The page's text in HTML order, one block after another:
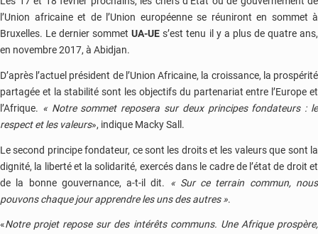
l’Union africaine et de l’Union européenne se réuniront en sommet à
Bruxelles. Le dernier sommetUA-UE s’est tenu il y a plus de quatre ans,
en novembre 2017, à Abidjan.
D’après l’actuel président de l’Union Africaine, la croissance, la prospérité
partagée et la stabilité sont les objectifs du partenariat entre l’Europe et
l’Afrique. « Notre sommet reposera sur deux principes fondateurs : le
respect et les valeurs», indique Macky Sall.
Le second principe fondateur, ce sont les droits et les valeurs que sont la
dignité, la liberté et la solidarité, exercés dans le cadre de l’état de droit et
de la bonne gouvernance, a-t-il dit. « Sur ce terrain commun, nous
pouvons chaque jour apprendre les uns des autres ».
«Notre projet repose sur des intérêts communs. Une Afrique prospère,